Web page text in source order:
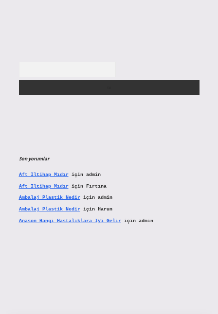
Son yorumlar
Aft Iltihap Mıdıriçin admin
Aft Iltihap Mıdıriçin Fırtına
Ambalaj Plastik Nediriçin admin
Ambalaj Plastik Nediriçin Harun
Anason Hangi Hastalıklara Iyi Geliriçin admin